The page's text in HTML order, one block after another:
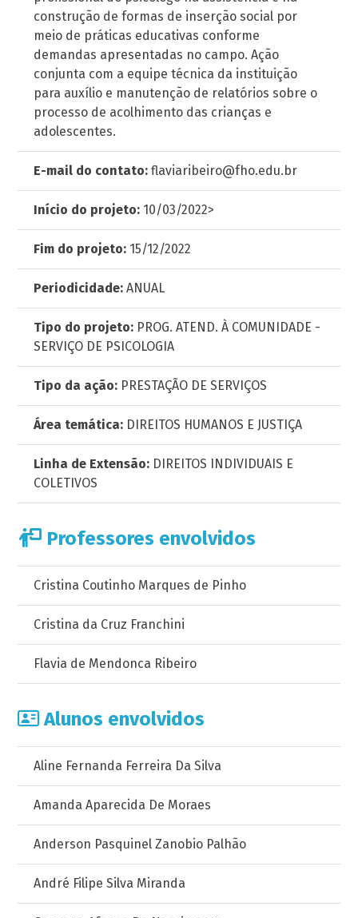
construção de formas de inserção social por
meio de práticas educativas conforme
demandas apresentadas no campo. Ação
conjunta com a equipe técnica da instituição
para auxílio e manutenção de relatórios sobre o
processo de acolhimento das crianças e
adolescentes.
E-mail do contato: flaviaribeiro@fho.edu.br
Início do projeto: 10/03/2022>
Fim do projeto: 15/12/2022
Periodicidade: ANUAL
Tipo do projeto: PROG. ATEND. À COMUNIDADE -
SERVIÇO DE PSICOLOGIA
Tipo da ação: PRESTAÇÃO DE SERVIÇOS
Área temática: DIREITOS HUMANOS E JUSTIÇA
Linha de Extensão: DIREITOS INDIVIDUAIS E
COLETIVOS
Professores envolvidos
Cristina Coutinho Marques de Pinho
Cristina da Cruz Franchini
Flavia de Mendonca Ribeiro
Alunos envolvidos
Aline Fernanda Ferreira Da Silva
Amanda Aparecida De Moraes
Anderson Pasquinel Zanobio Palhão
André Filipe Silva Miranda